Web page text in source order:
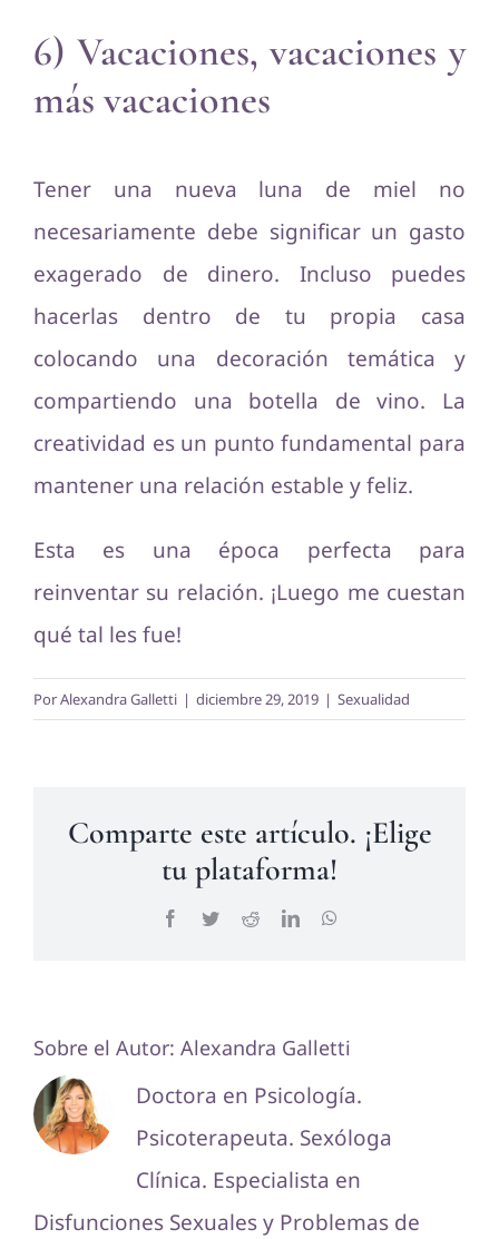
6) Vacaciones, vacaciones y
más vacaciones
Tener una nueva luna de miel no
necesariamente debe significar un gasto
exagerado de dinero. Incluso puedes
hacerlas dentro de tu propia casa
colocando una decoración temática y
compartiendo una botella de vino. La
creatividad es un punto fundamental para
mantener una relación estable y feliz.
Esta es una época perfecta para
reinventar su relación. ¡Luego me cuestan
qué tal les fue!
PorAlexandra Galletti | diciembre 29, 2019 | Sexualidad
Comparte este artículo. ¡Elige
tu plataforma!
Facebook
TwitterRedditLinkedIn
Sobre el Autor: Alexandra Galletti
Doctora en Psicología.
Psicoterapeuta. Sexóloga
Clínica. Especialista en
Disfunciones Sexuales y Problemas de